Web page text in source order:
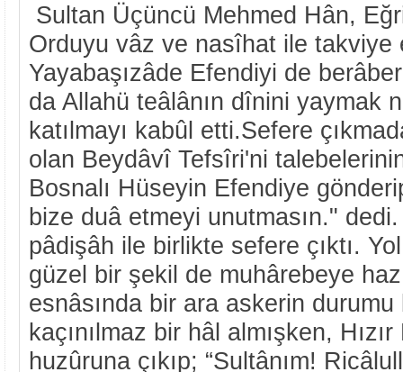
Sultan Üçüncü Mehmed Hân,
Orduyu vâz ve nasîhat ile takviye
Yayabaşızâde Efendiyi de
da Allahü teâlânın dînini yaymak
katılmayı kabûl etti.Sefere
olan Beydâvî Tefsîri'ni
Bosnalı Hüseyin Efendiye
bize duâ etmeyi unutmasın."
pâdişâh ile birlikte sefere çıktı.
güzel bir şekil de muhârebeye
esnâsında bir ara askerin
kaçınılmaz bir hâl almışken,
huzûruna çıkıp; “Sultânım!